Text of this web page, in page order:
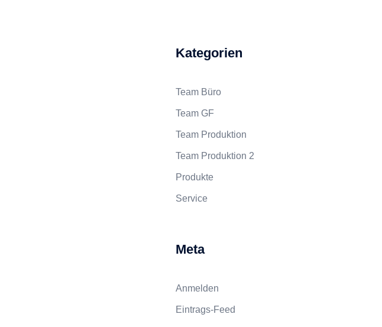
Kategorien
Team Büro
Team GF
Team Produktion
Team Produktion 2
Produkte
Service
Meta
Anmelden
Eintrags-Feed